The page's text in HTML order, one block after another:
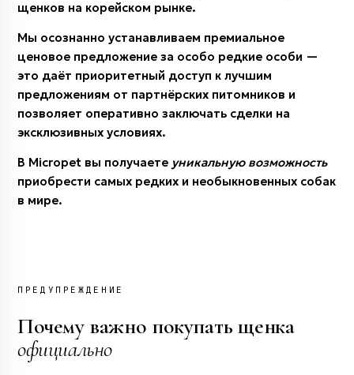
щенков на корейском рынке.
Мы осознанно устанавливаем премиальное
ценовое предложение за особо редкие особи —
это даёт приоритетный доступ к лучшим
предложениям от партнёрских питомников и
позволяет оперативно заключать сделки на
эксклюзивных условиях.
В Micropet вы получаете уникальную возможность
приобрести самых редких и необыкновенных собак
в мире.
ПРЕДУПРЕЖДЕНИЕ
Почему важно покупать щенка
официально